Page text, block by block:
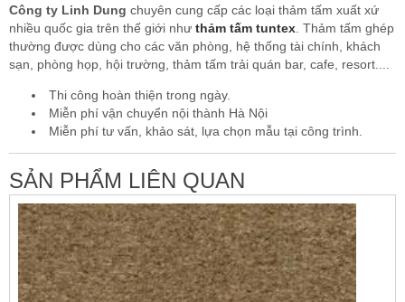
Công ty Linh Dung chuyên cung cấp các loại thảm tấm xuất xứ
nhiều quốc gia trên thế giới như thảm tấm tuntex . Thảm tấm ghép
thường được dùng cho các văn phòng, hệ thống tài chính, khách
sạn, phòng họp, hội trường, thảm tấm trải quán bar, cafe, resort....
Thi công hoàn thiện trong ngày.
Miễn phí vận chuyển nội thành Hà Nội
Miễn phí tư vấn, khảo sát, lựa chọn mẫu tại công trình.
SẢN PHẨM LIÊN QUAN